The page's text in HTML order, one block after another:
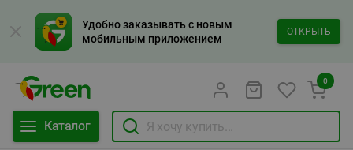
Удобно заказывать с новым
мобильным приложением
ОТКРЫТЬ
Каталог
0